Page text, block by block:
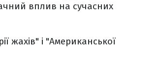
вплив на сучасних
жахів" і "Американської